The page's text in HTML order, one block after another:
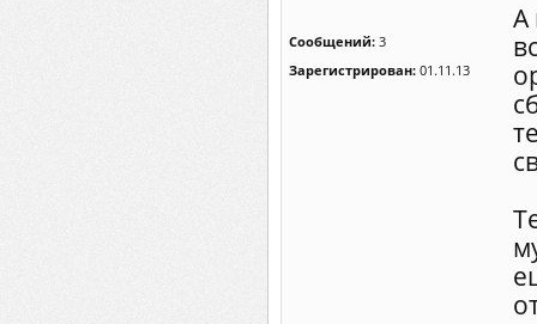
Сообщений: 3
Зарегистрирован: 01.11.13
А